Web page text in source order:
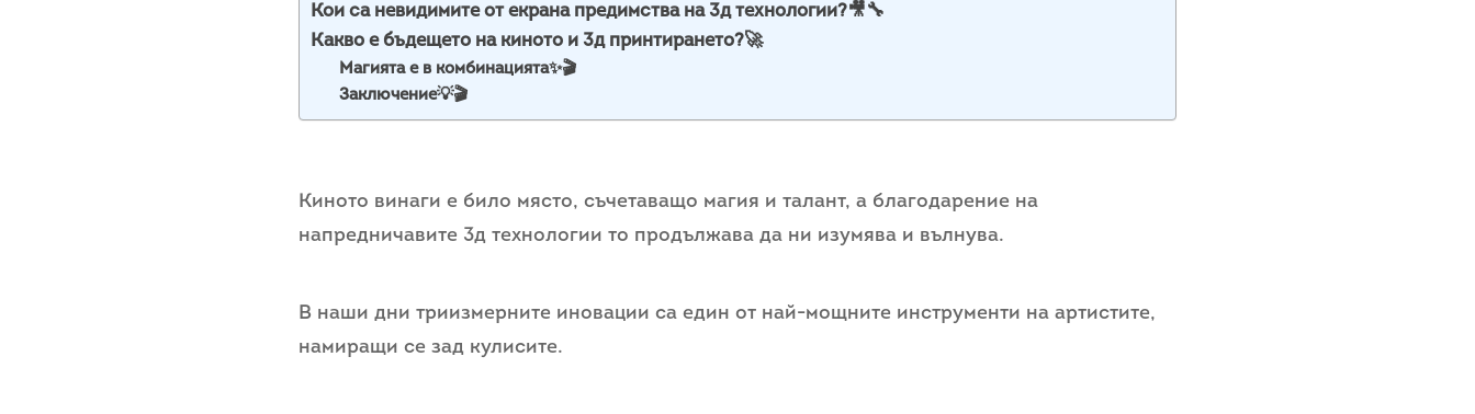
Кои са невидимите от екрана предимства на 3д технологии?🎥🔧
Какво е бъдещето на киното и 3д принтирането?🚀
Магията е в комбинацията✨🎬
Заключение💡🎬
Киното винаги е било място, съчетаващо магия и талант, а благодарение на
напредничавите 3д технологии то продължава да ни изумява и вълнува.
В наши дни триизмерните иновации са един от най-мощните инструменти на артистите,
намиращи се зад кулисите.